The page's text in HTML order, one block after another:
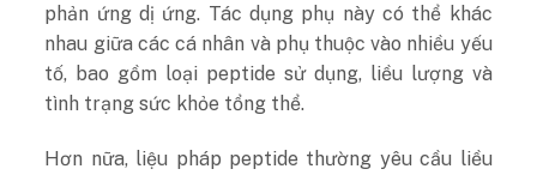
phản ứng dị ứng. Tác dụng phụ này có thể khác
nhau giữa các cá nhân và phụ thuộc vào nhiều yếu
tố, bao gồm loại peptide sử dụng, liều lượng và
tình trạng sức khỏe tổng thể.
Hơn nữa, liệu pháp peptide thường yêu cầu liều